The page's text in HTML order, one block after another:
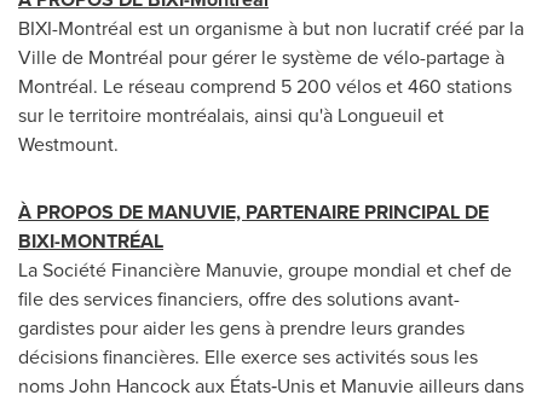
BIXI-Montréal est un organisme à but non lucratif créé par la
Ville de Montréal pour gérer le système de vélo-partage à
Montréal. Le réseau comprend 5 200 vélos et 460 stations
sur le territoire montréalais, ainsi qu'à Longueuil et
Westmount.
À PROPOS DE MANUVIE, PARTENAIRE PRINCIPAL DE
BIXI-MONTRÉAL
La Société Financière Manuvie, groupe mondial et chef de
file des services financiers, offre des solutions avant-
gardistes pour aider les gens à prendre leurs grandes
décisions financières. Elle exerce ses activités sous les
noms John Hancock aux États‑Unis et Manuvie ailleurs dans